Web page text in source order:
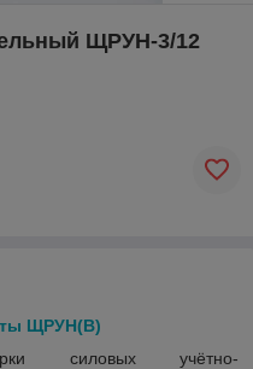
ЩРУН-3/12
ЩРУН(В)
силовых учётно-